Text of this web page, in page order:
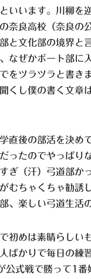
いいます。川柳
奈良高校（奈良の
と文化部の境界
なぜかボート部に
をツラツラと書き
くし僕の書く文
直後の部活を決
ったのでやっぱ
ぎ（汗）弓道部
むちゃくちゃ勧
、楽しい弓道生活
初めは素晴らしい
ばかりで毎日の
公式戦で勝って1